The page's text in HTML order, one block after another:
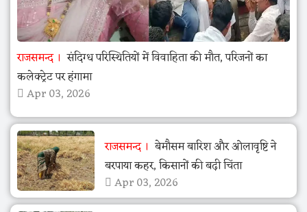
राजसमन्द
संदिग्ध परिस्थितियों में विवाहिता की मौत, परिजनों का
कलेक्ट्रेट पर हंगामा
Apr 03, 2026
राजसमन्द
बेमौसम बारिश और ओलावृष्टि ने
बरपाया कहर, किसानों की बढ़ी चिंता
Apr 03, 2026